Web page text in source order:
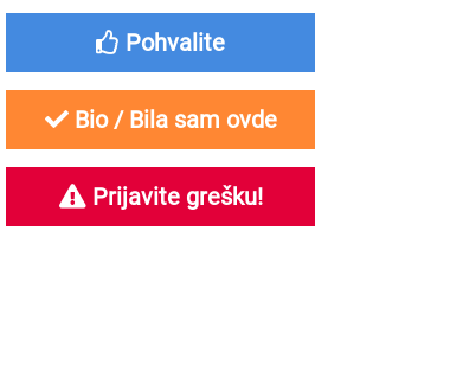
Pohvalite
Bio / Bila sam ovde
Prijavite grešku!